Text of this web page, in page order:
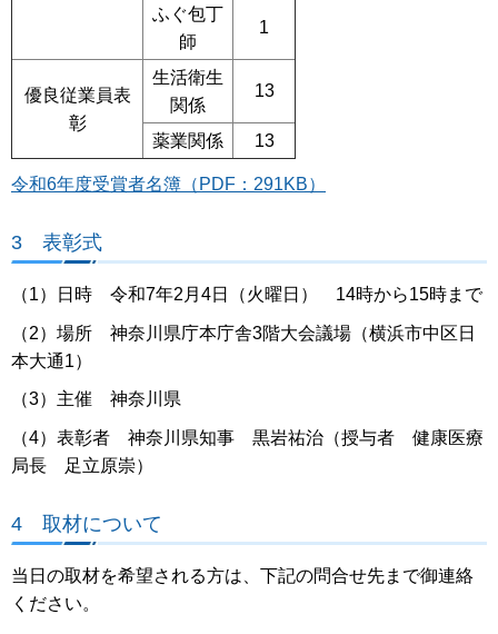
ふぐ包丁
師
1
優良従業員表
彰
生活衛生
関係
13
薬業関係 13
令和6年度受賞者名簿（PDF：291KB）
3 表彰式
（1）日時 令和7年2月4日（火曜日） 14時から15時まで
（2）場所 神奈川県庁本庁舎3階大会議場（横浜市中区日
本大通1）
（3）主催 神奈川県
（4）表彰者 神奈川県知事 黒岩祐治（授与者 健康医療
局長 足立原崇）
4 取材について
当日の取材を希望される方は、下記の問合せ先まで御連絡
ください。